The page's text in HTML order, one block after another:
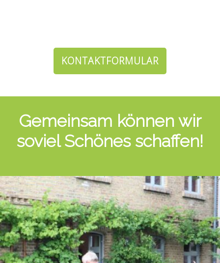
KONTAKTFORMULAR
Gemeinsam können wir
soviel Schönes schaffen!